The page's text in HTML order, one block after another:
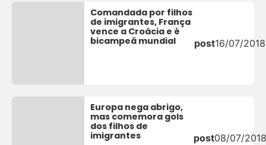
Comandada por filhos
de imigrantes, França
vence a Croácia e é
bicampeã mundial
post16/07/2018
Europa nega abrigo,
mas comemora gols
dos filhos de
imigrantes
post08/07/2018